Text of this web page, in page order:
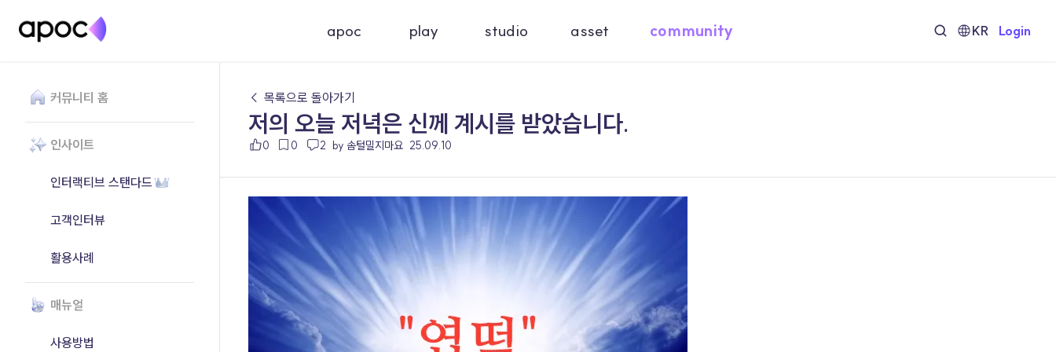
apoc play studio asset community KR Login
커뮤니티 홈
인사이트
인터랙티브 스탠다드
고객인터뷰
활용사례
매뉴얼
사용방법
← 목록으로 돌아가기
저의 오늘 저녁은 신께 계시를 받았습니다.
0 0 2 by 솜털밀지마요 25.09.10